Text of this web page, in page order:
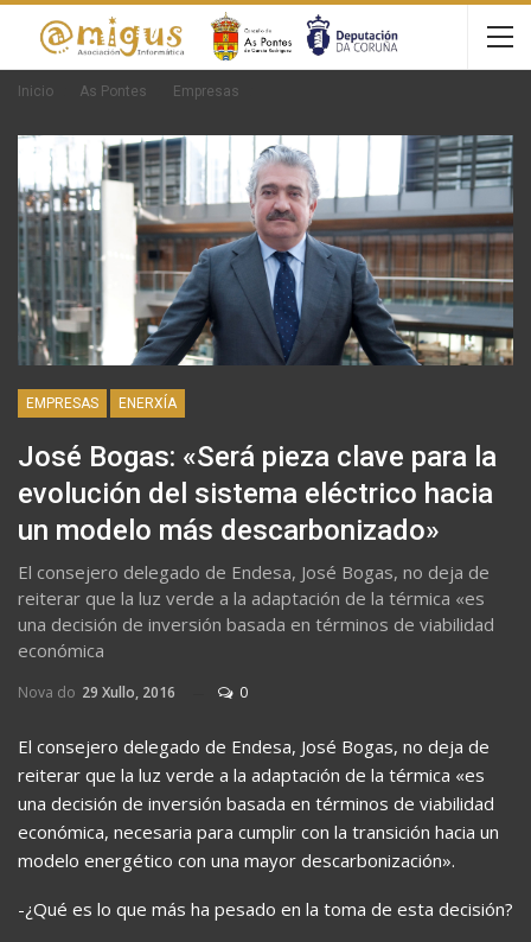
Inicio As Pontes Empresas
EMPRESAS ENERXÍA
José Bogas: «Será pieza clave para la
evolución del sistema eléctrico hacia
un modelo más descarbonizado»
El consejero delegado de Endesa, José Bogas, no deja de
reiterar que la luz verde a la adaptación de la térmica «es
una decisión de inversión basada en términos de viabilidad
económica
Nova do 29 Xullo, 2016 0
El consejero delegado de Endesa, José Bogas, no deja de
reiterar que la luz verde a la adaptación de la térmica «es
una decisión de inversión basada en términos de viabilidad
económica, necesaria para cumplir con la transición hacia un
modelo energético con una mayor descarbonización».
-¿Qué es lo que más ha pesado en la toma de esta decisión?